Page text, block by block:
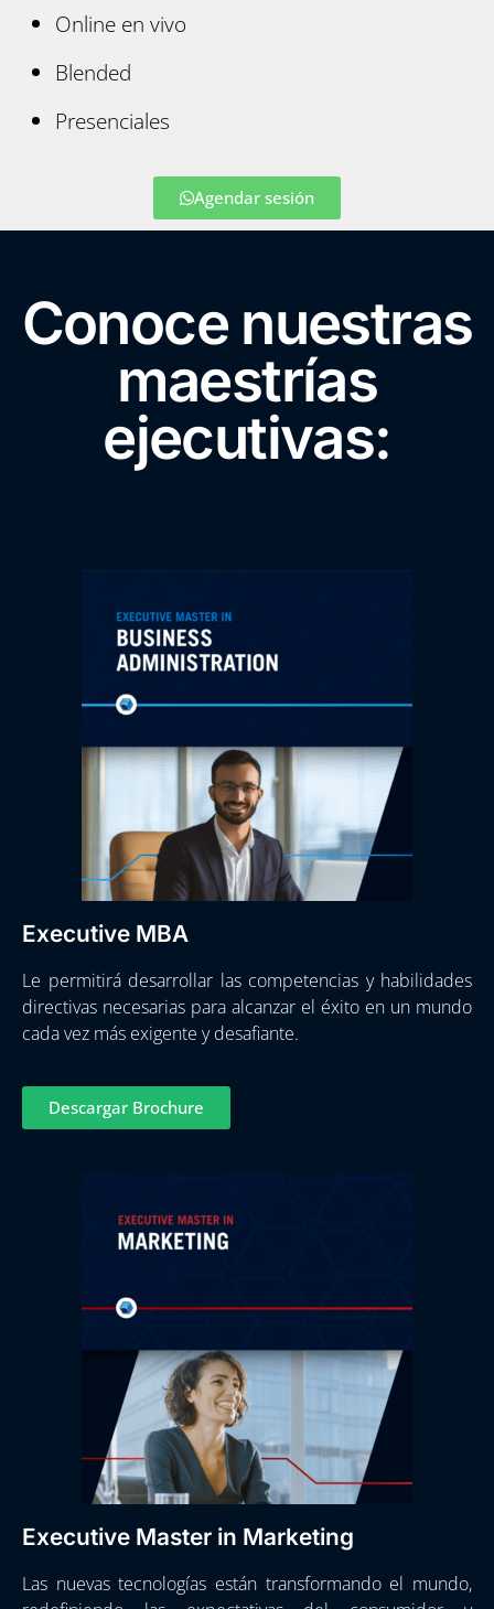
Online en vivo
Blended
Presenciales
Agendar sesión
Conoce nuestras
maestrías
ejecutivas:
Executive MBA
Le permitirá desarrollar las competencias y habilidades
directivas necesarias para alcanzar el éxito en un mundo
cada vez más exigente y desafiante.
Descargar Brochure
Executive Master in Marketing
Las nuevas tecnologías están transformando el mundo,